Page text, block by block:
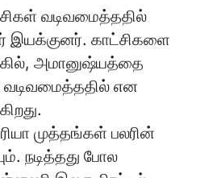
வடிவமைத்ததில்
இயக்குனர். காட்சிகளை
அமானுஷ்யத்தை
வடிவமைத்ததில் என
முத்தங்கள் பலரின்
நடித்தது போல